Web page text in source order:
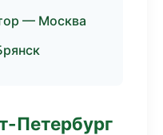
— Москва
Петербург